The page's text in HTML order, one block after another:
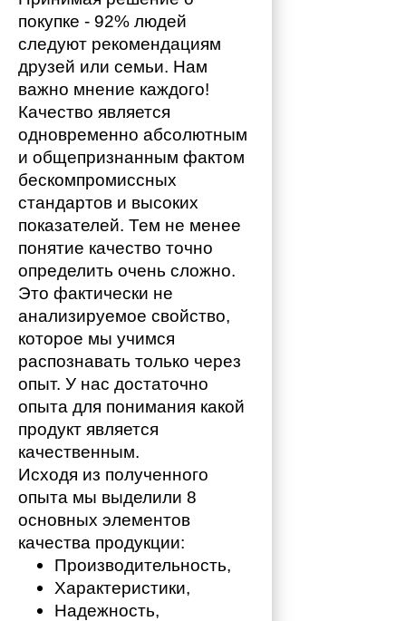
покупке - 92% людей
следуют рекомендациям
друзей или семьи. Нам
важно мнение каждого!
Качество является
одновременно абсолютным
и общепризнанным фактом
бескомпромиссных
стандартов и высоких
показателей. Тем не менее
понятие качество точно
определить очень сложно.
Это фактически не
анализируемое свойство,
которое мы учимся
распознавать только через
опыт. У нас достаточно
опыта для понимания какой
продукт является
качественным.
Исходя из полученного
опыта мы выделили 8
основных элементов
качества продукции:
Производительность,
Характеристики,
Надежность,